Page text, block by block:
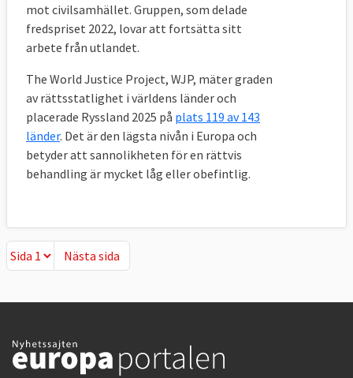
mot civilsamhället. Gruppen, som delade
fredspriset 2022, lovar att fortsätta sitt
arbete från utlandet.
The World Justice Project, WJP, mäter graden
av rättsstatlighet i världens länder och
placerade Ryssland 2025 på plats 119 av 143
länder. Det är den lägsta nivån i Europa och
betyder att sannolikheten för en rättvis
behandling är mycket låg eller obefintlig.
Nästa sida
Nästa sida